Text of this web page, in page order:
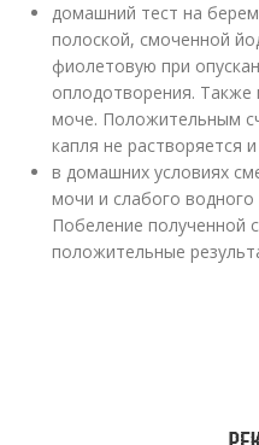
домашний тест на
полоской, смоченной
фиолетовую при
оплодотворения.
моче. Положительным
капля не растворяется
в домашних условиях
мочи и слабого
Побеление полученной
положительные